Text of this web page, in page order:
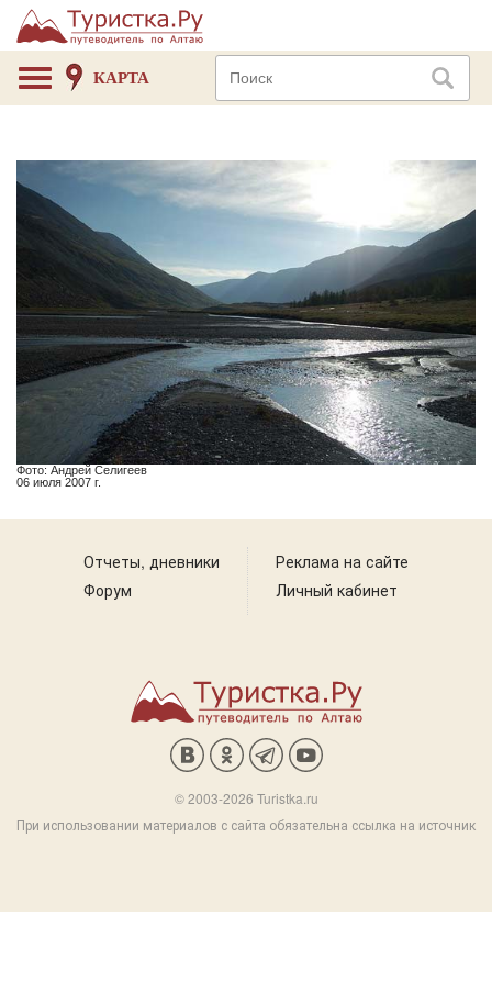
КАРТА
Фото: Андрей Селигеев
06 июля 2007 г.
Отчеты, дневники
Форум
Реклама на сайте
Личный кабинет
© 2003-2026 Turistka.ru
При использовании материалов с сайта обязательна ссылка на источник